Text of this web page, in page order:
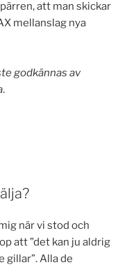
att man skickar
mellanslag nya
godkännas av
.
när vi stod och
att ”det kan ju aldrig
gillar”. Alla de